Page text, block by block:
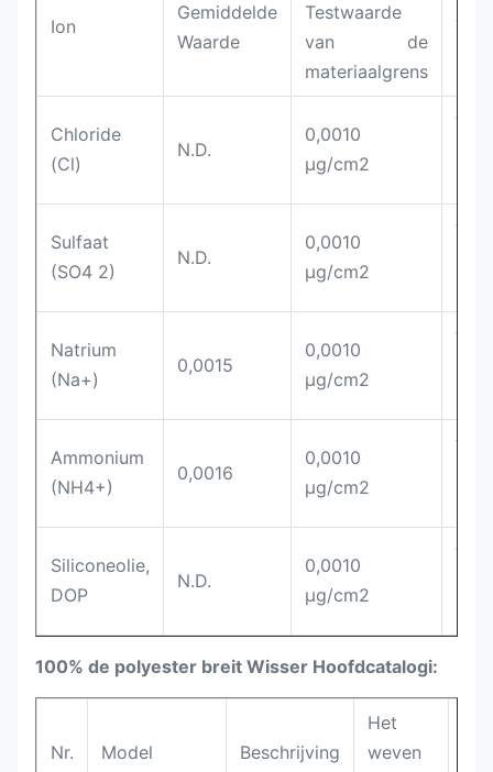
Ion
Gemiddelde
Waarde
Testwaarde
van de
materiaalgrens
Chloride
(Cl)
N.D.
0,0010
µg/cm2
Sulfaat
(SO4 2)
N.D.
0,0010
µg/cm2
Natrium
(Na+)
0,0015
0,0010
µg/cm2
Ammonium
(NH4+)
0,0016
0,0010
µg/cm2
Siliconeolie,
DOP
N.D.
0,0010
µg/cm2
100% de polyester breit Wisser Hoofdcatalogi:
Nr. Model Beschrijving
Het
weven